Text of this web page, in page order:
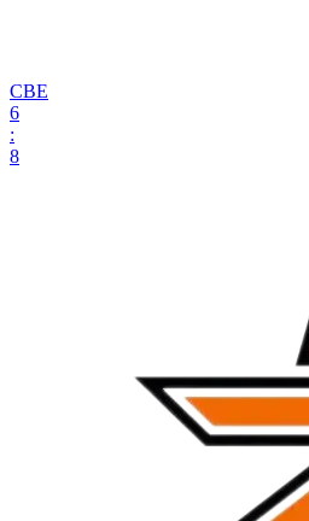
СВЕ
6
:
8